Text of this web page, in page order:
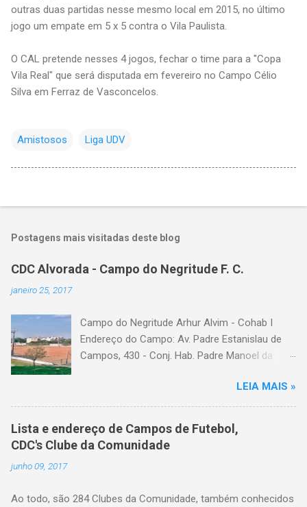
outras duas partidas nesse mesmo local em 2015, no último
jogo um empate em 5 x 5 contra o Vila Paulista.
O CAL pretende nesses 4 jogos, fechar o time para a "Copa
Vila Real" que será disputada em fevereiro no Campo Célio
Silva em Ferraz de Vasconcelos.
Amistosos Liga UDV
Postagens mais visitadas deste blog
CDC Alvorada - Campo do Negritude F. C.
janeiro 25, 2017
Campo do Negritude Arhur Alvim - Cohab I
Endereço do Campo: Av. Padre Estanislau de
Campos, 430 - Conj. Hab. Padre Manoel da
Categoria: cdc, campo de futebol, futebol de
várzea, futebol amador
LEIA MAIS »
Lista e endereço de Campos de Futebol,
CDC's Clube da Comunidade
junho 09, 2017
Ao todo, são 284 Clubes da Comunidade, também conhecidos